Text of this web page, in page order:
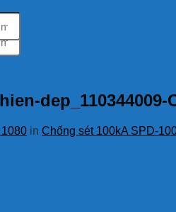
dep_110344009-
in Chống sét 100kA SPD-